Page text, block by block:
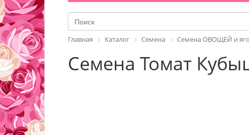
Главная Каталог Семена Семена ОВОЩЕЙ и
Семена Томат